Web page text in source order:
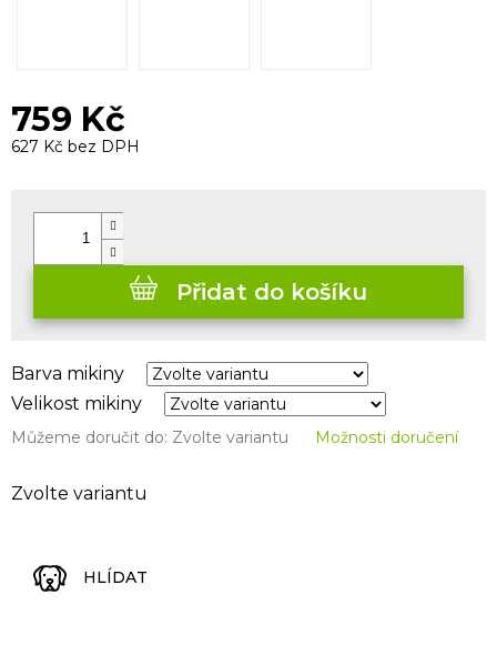
759 Kč
627 Kč bez DPH
Zvolte variantu
Barva mikiny
Velikost mikiny
Můžeme doručit do: Zvolte variantu Možnosti doručení
Přidat do košíku
HLÍDAT